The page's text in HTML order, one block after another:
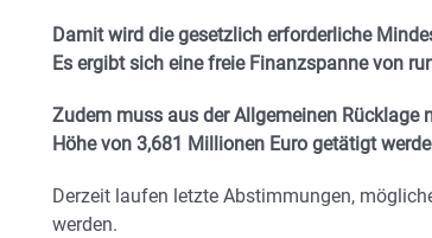
Damit wird die gesetzlich erforderliche
Es ergibt sich eine freie Finanzspanne von
Zudem muss aus der Allgemeinen
Höhe von 3,681 Millionen Euro getätigt
Derzeit laufen letzte Abstimmungen,
werden.